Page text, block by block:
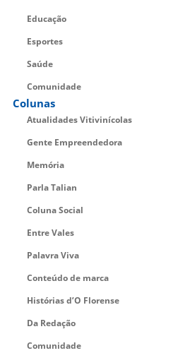
Educação
Esportes
Saúde
Comunidade
Colunas
Atualidades Vitivinícolas
Gente Empreendedora
Memória
Parla Talian
Coluna Social
Entre Vales
Palavra Viva
Conteúdo de marca
Histórias d’O Florense
Da Redação
Comunidade